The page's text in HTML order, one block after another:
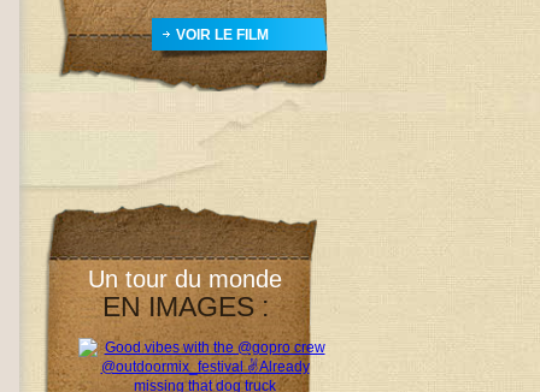
VOIR LE FILM
Un tour du monde
EN IMAGES :